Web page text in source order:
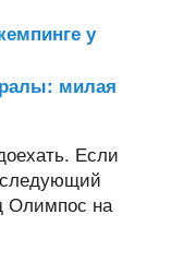
у
милая
Если
Олимпос на